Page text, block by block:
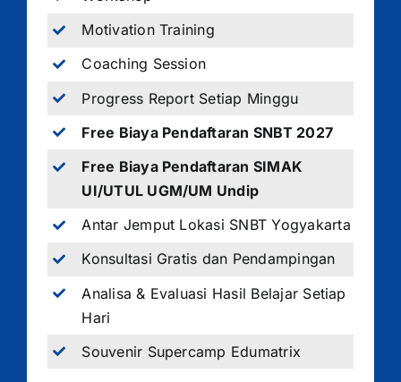
Motivation Training
Coaching Session
Progress Report Setiap Minggu
Free Biaya Pendaftaran SNBT 2027
Free Biaya Pendaftaran SIMAK
UI/UTUL UGM/UM Undip
Antar Jemput Lokasi SNBT Yogyakarta
Konsultasi Gratis dan Pendampingan
Analisa & Evaluasi Hasil Belajar Setiap
Hari
Souvenir Supercamp Edumatrix